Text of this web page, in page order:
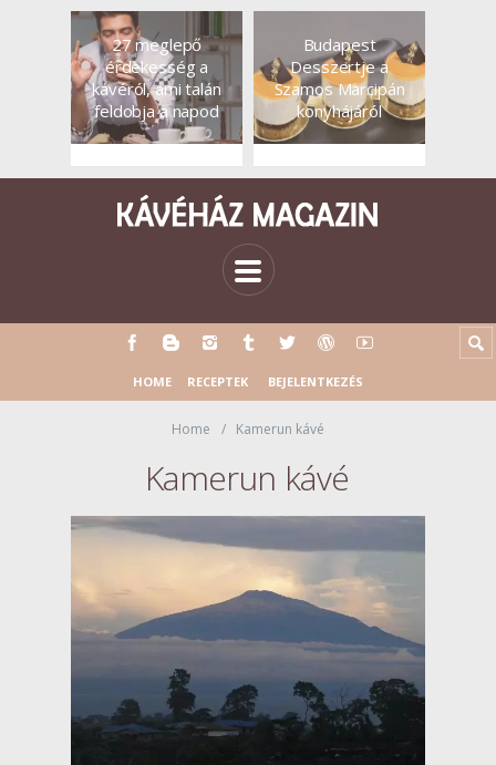
27 meglepő
érdekesség a
kávéról, ami talán
feldobja a napod
Budapest
Desszertje a
Szamos Marcipán
konyhájáról
HOME RECEPTEK BEJELENTKEZÉS
Home Kamerun kávé
Kamerun kávé